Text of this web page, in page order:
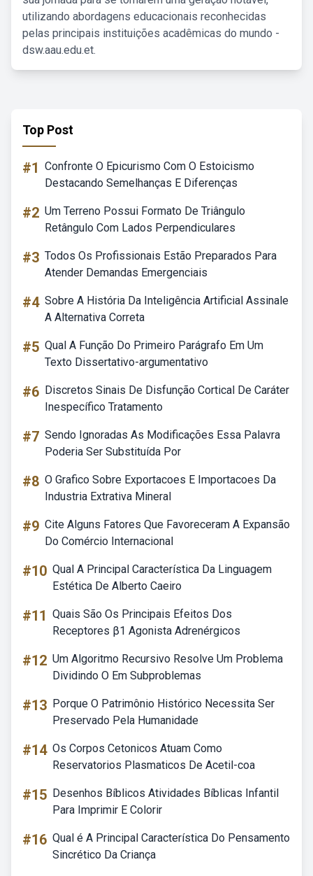
utilizando abordagens educacionais reconhecidas
pelas principais instituições acadêmicas do mundo -
dsw.aau.edu.et.
Top Post
#1 Confronte O Epicurismo Com O Estoicismo
Destacando Semelhanças E Diferenças
#2 Um Terreno Possui Formato De Triângulo
Retângulo Com Lados Perpendiculares
#3 Todos Os Profissionais Estão Preparados Para
Atender Demandas Emergenciais
#4 Sobre A História Da Inteligência Artificial Assinale
A Alternativa Correta
#5 Qual A Função Do Primeiro Parágrafo Em Um
Texto Dissertativo-argumentativo
#6 Discretos Sinais De Disfunção Cortical De Caráter
Inespecífico Tratamento
#7 Sendo Ignoradas As Modificações Essa Palavra
Poderia Ser Substituída Por
#8 O Grafico Sobre Exportacoes E Importacoes Da
Industria Extrativa Mineral
#9 Cite Alguns Fatores Que Favoreceram A Expansão
Do Comércio Internacional
#10 Qual A Principal Característica Da Linguagem
Estética De Alberto Caeiro
#11 Quais São Os Principais Efeitos Dos
Receptores β1 Agonista Adrenérgicos
#12 Um Algoritmo Recursivo Resolve Um Problema
Dividindo O Em Subproblemas
#13 Porque O Patrimônio Histórico Necessita Ser
Preservado Pela Humanidade
#14 Os Corpos Cetonicos Atuam Como
Reservatorios Plasmaticos De Acetil-coa
#15 Desenhos Bíblicos Atividades Bíblicas Infantil
Para Imprimir E Colorir
#16 Qual é A Principal Característica Do Pensamento
Sincrético Da Criança